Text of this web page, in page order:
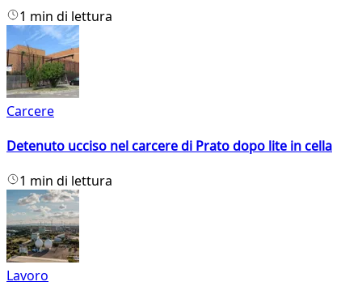
1 min di lettura
Carcere
Detenuto ucciso nel carcere di Prato dopo lite in cella
1 min di lettura
Lavoro